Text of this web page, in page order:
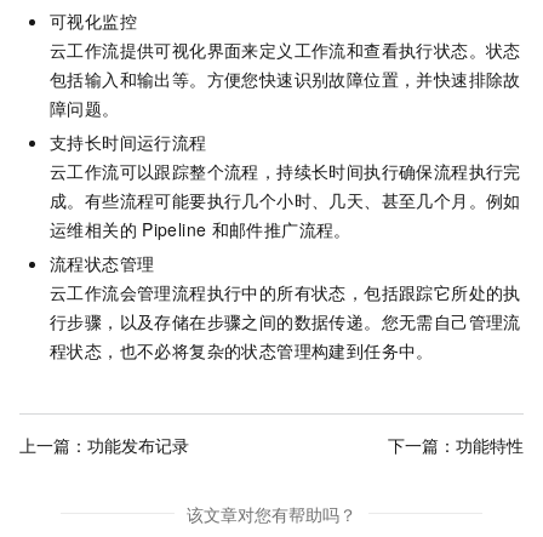
可视化监控
云工作流提供可视化界面来定义工作流和查看执行状态。状态
包括输入和输出等。方便您快速识别故障位置，并快速排除故
障问题。
支持长时间运行流程
云工作流可以跟踪整个流程，持续长时间执行确保流程执行完
成。有些流程可能要执行几个小时、几天、甚至几个月。例如
运维相关的 Pipeline 和邮件推广流程。
流程状态管理
云工作流会管理流程执行中的所有状态，包括跟踪它所处的执
行步骤，以及存储在步骤之间的数据传递。您无需自己管理流
程状态，也不必将复杂的状态管理构建到任务中。
上一篇： 功能发布记录 下一篇： 功能特性
该文章对您有帮助吗？